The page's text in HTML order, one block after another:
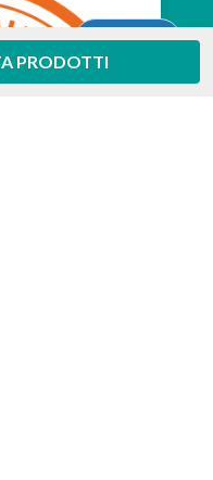
PRODOTTI
Aiuto